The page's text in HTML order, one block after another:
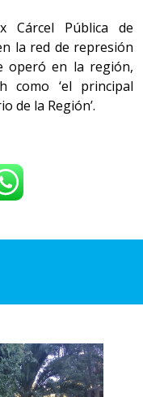
Cárcel Pública de
la red de represión
operó en la región,
como ‘el principal
de la Región’.